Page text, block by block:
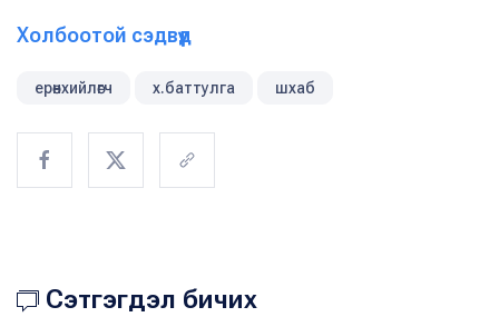
Холбоотой сэдвүүд
ерөнхийлөгч х.баттулга шхаб
Сэтгэгдэл бичих